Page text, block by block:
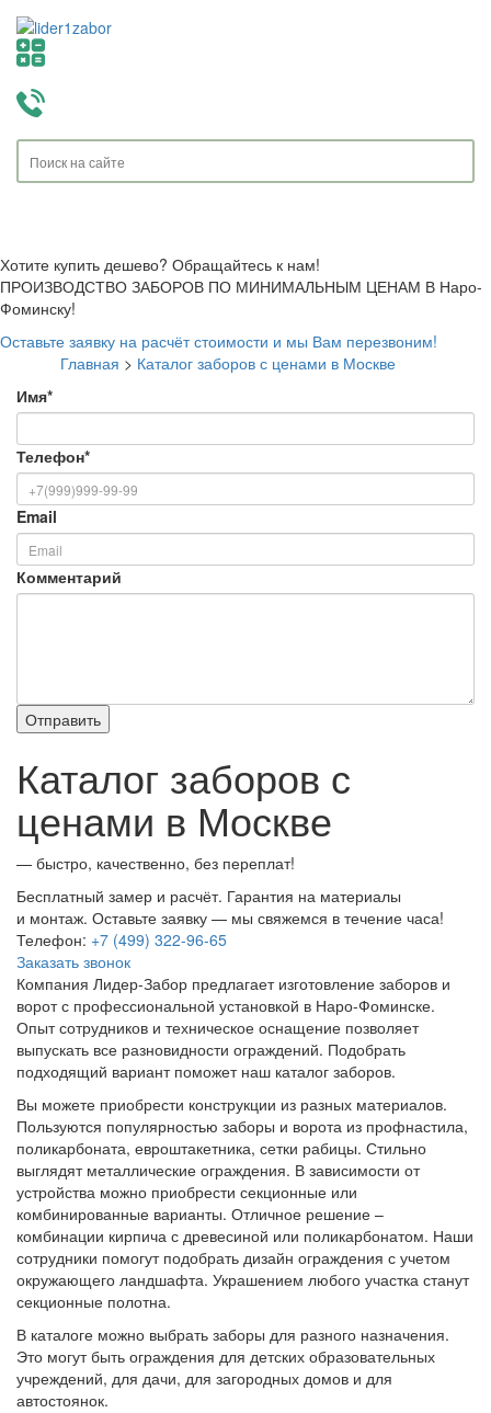
Хотите купить дешево? Обращайтесь к нам!
ПРОИЗВОДСТВО ЗАБОРОВ ПО МИНИМАЛЬНЫМ ЦЕНАМ В Наро-
Фоминску!
Оставьте заявку на расчёт стоимости и мы Вам перезвоним!
Главная > Каталог заборов с ценами в Москве
Имя*
Телефон*
Email
Комментарий
Каталог заборов с
ценами в Москве
— быстро, качественно, без переплат!
Бесплатный замер и расчёт. Гарантия на материалы
и монтаж. Оставьте заявку — мы свяжемся в течение часа!
Телефон: +7 (499) 322-96-65
Заказать звонок
Компания Лидер-Забор предлагает изготовление заборов и
ворот с профессиональной установкой в Наро-Фоминске.
Опыт сотрудников и техническое оснащение позволяет
выпускать все разновидности ограждений. Подобрать
подходящий вариант поможет наш каталог заборов.
Вы можете приобрести конструкции из разных материалов.
Пользуются популярностью заборы и ворота из профнастила,
поликарбоната, евроштакетника, сетки рабицы. Стильно
выглядят металлические ограждения. В зависимости от
устройства можно приобрести секционные или
комбинированные варианты. Отличное решение –
комбинации кирпича с древесиной или поликарбонатом. Наши
сотрудники помогут подобрать дизайн ограждения с учетом
окружающего ландшафта. Украшением любого участка станут
секционные полотна.
В каталоге можно выбрать заборы для разного назначения.
Это могут быть ограждения для детских образовательных
учреждений, для дачи, для загородных домов и для
автостоянок.